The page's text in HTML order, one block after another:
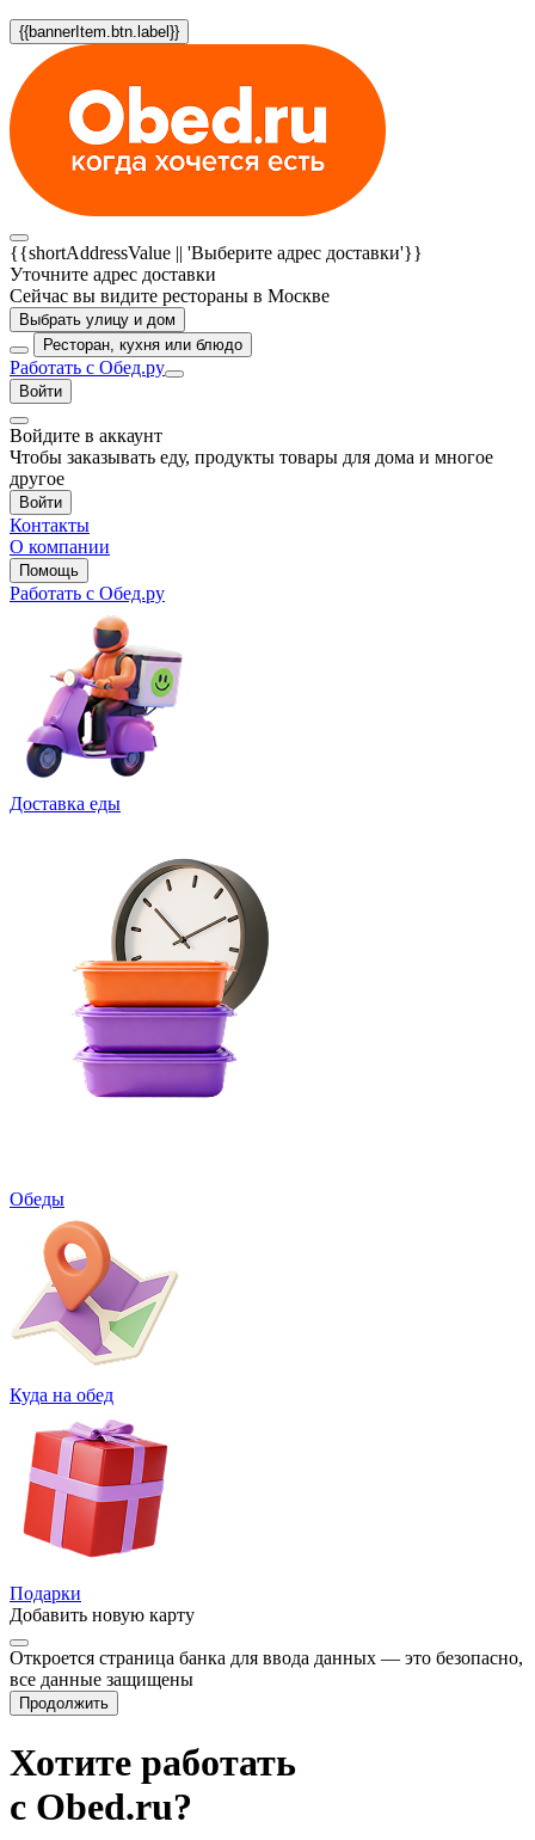
{{bannerItem.btn.label}}
{{shortAddressValue || 'Выберите адрес доставки'}}
Уточните адрес доставки
Сейчас вы видите рестораны в Москве
Выбрать улицу и дом
Ресторан, кухня или блюдо
Работать с Обед.ру
Войти
Войдите в аккаунт
Чтобы заказывать еду, продукты товары для дома и многое
другое
Войти
Контакты
О компании
Помощь
Работать с Обед.ру
Доставка еды
Обеды
Куда на обед
Подарки
Добавить новую карту
Откроется страница банка для ввода данных — это безопасно,
все данные защищены
Продолжить
Хотите работать
с Obed.ru?